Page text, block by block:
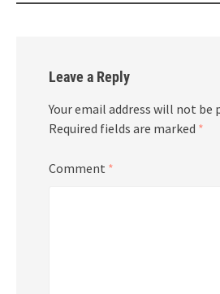
Leave a Reply
Your email address will not be
Required fields are marked *
Comment *